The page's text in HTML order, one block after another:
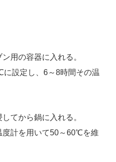
用の容器に入れる。
設定し、6～8時間その温
てから鍋に入れる。
度計を用いて50～60℃を維